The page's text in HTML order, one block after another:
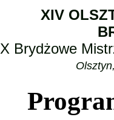
XIV
X Brydżowe